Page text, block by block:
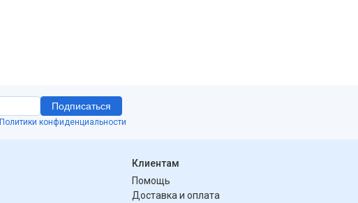
Подписаться
Политики конфиденциальности
Клиентам
Помощь
Доставка и оплата